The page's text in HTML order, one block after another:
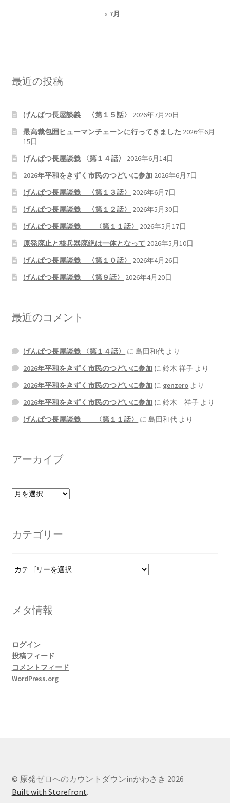
« 7月
最近の投稿
げんぱつ長屋談義 〈第１５話〉
2026年7月20日
最高裁包囲ヒューマンチェーンに行ってきました 2026年6月
15日
げんぱつ長屋談義 〈第１４話〉
2026年6月14日
2026年平和をきずく市民のつどいに参加 2026年6月7日
げんぱつ長屋談義 〈第１３話〉
2026年6月7日
げんぱつ長屋談義 〈第１２話〉
2026年5月30日
げんぱつ長屋談義 〈第１１話〉
2026年5月17日
原発廃止と核兵器廃絶は一体となって 2026年5月10日
げんぱつ長屋談義 〈第１０話〉
2026年4月26日
げんぱつ長屋談義 〈第９話〉
2026年4月20日
最近のコメント
げんぱつ長屋談義 〈第１４話〉 に島田和代 より
2026年平和をきずく市民のつどいに参加 に鈴木 祥子 より
2026年平和をきずく市民のつどいに参加 に genzero より
2026年平和をきずく市民のつどいに参加 に鈴木 祥子 より
げんぱつ長屋談義 〈第１１話〉
に島田和代 より
アーカイブ
ア
ブ
カテゴリー
カ
ー
メタ情報
ログイン
投稿フィード
コメントフィード
WordPress.org
© 原発ゼロへのカウントダウンinかわさき 2026
Built with Storefront.